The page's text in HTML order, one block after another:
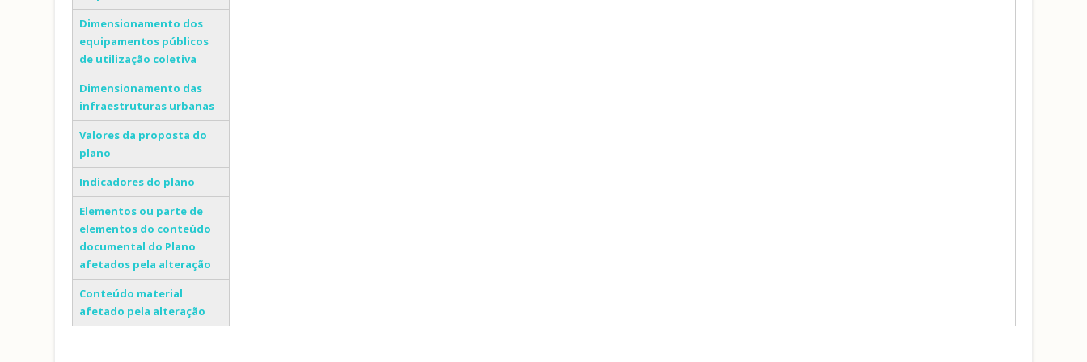
Dimensionamento dos
equipamentos públicos
de utilização coletiva
Dimensionamento das
infraestruturas urbanas
Valores da proposta do
plano
Indicadores do plano
Elementos ou parte de
elementos do conteúdo
documental do Plano
afetados pela alteração
Conteúdo material
afetado pela alteração